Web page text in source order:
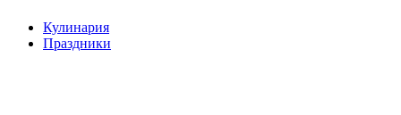
Кулинария
Праздники